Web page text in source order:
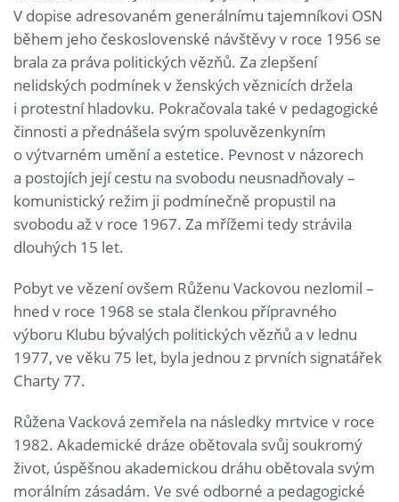
V dopise adresovaném generálnímu tajemníkovi OSN
během jeho československé návštěvy v roce 1956 se
brala za práva politických vězňů. Za zlepšení
nelidských podmínek v ženských věznicích držela
i protestní hladovku. Pokračovala také v pedagogické
činnosti a přednášela svým spoluvězenkyním
o výtvarném umění a estetice. Pevnost v názorech
a postojích její cestu na svobodu neusnadňovaly –
komunistický režim ji podmínečně propustil na
svobodu až v roce 1967. Za mřížemi tedy strávila
dlouhých 15 let.
Pobyt ve vězení ovšem Růženu Vackovou nezlomil –
hned v roce 1968 se stala členkou přípravného
výboru Klubu bývalých politických vězňů a v lednu
1977, ve věku 75 let, byla jednou z prvních signatářek
Charty 77.
Růžena Vacková zemřela na následky mrtvice v roce
1982. Akademické dráze obětovala svůj soukromý
život, úspěšnou akademickou dráhu obětovala svým
morálním zásadám. Ve své odborné a pedagogické